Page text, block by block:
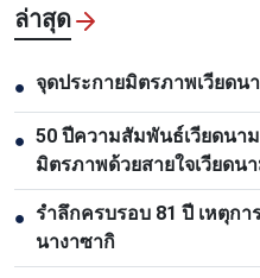
ล่าสุด
● จุดประกายมิตรภาพเวียดน
● 50 ปีความสัมพันธ์เวียดนา
มิตรภาพด้วยสายใจเวียดน
● รำลึกครบรอบ 81 ปี เหตุก
นางาซากิ